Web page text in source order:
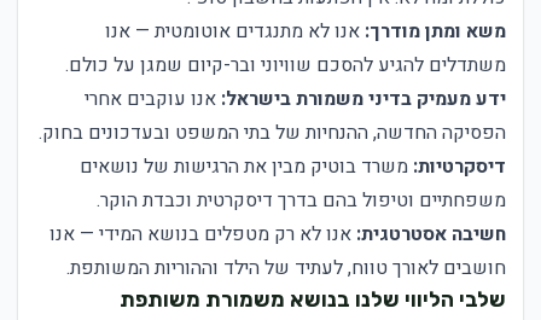
משא ומתן מודרך: אנו לא מתנגדים אוטומטית — אנו
משתדלים להגיע להסכם שוויוני ובר-קיום שמגן על כולם.
ידע מעמיק בדיני משמורת בישראל: אנו עוקבים אחרי
הפסיקה החדשה, ההנחיות של בתי המשפט ובעדכונים בחוק.
דיסקרטיות: משרד בוטיק מבין את הרגישות של נושאים
משפחתיים וטיפול בהם בדרך דיסקרטית וכבדת הוקר.
חשיבה אסטרטגית: אנו לא רק מטפלים בנושא המידי — אנו
חושבים לאורך טווח, לעתיד של הילד וההוריות המשותפת.
שלבי הליווי שלנו בנושא משמורת משותפת